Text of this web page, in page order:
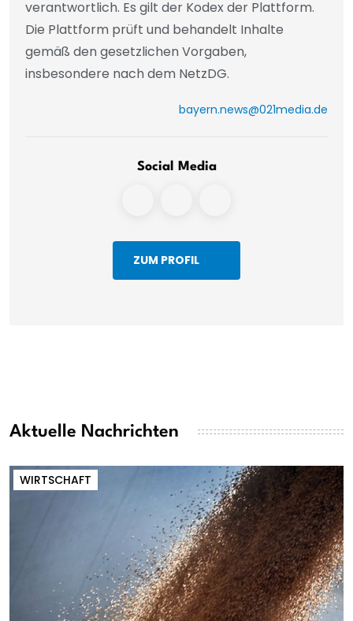
verantwortlich. Es gilt der Kodex der Plattform.
Die Plattform prüft und behandelt Inhalte
gemäß den gesetzlichen Vorgaben,
insbesondere nach dem NetzDG.
bayern.news@021media.de
Social Media
ZUM PROFIL
Aktuelle Nachrichten
WIRTSCHAFT